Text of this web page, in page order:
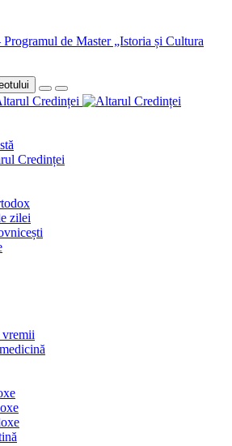
de Master „Istoria și Cultura
Credinței
zilei
vremii